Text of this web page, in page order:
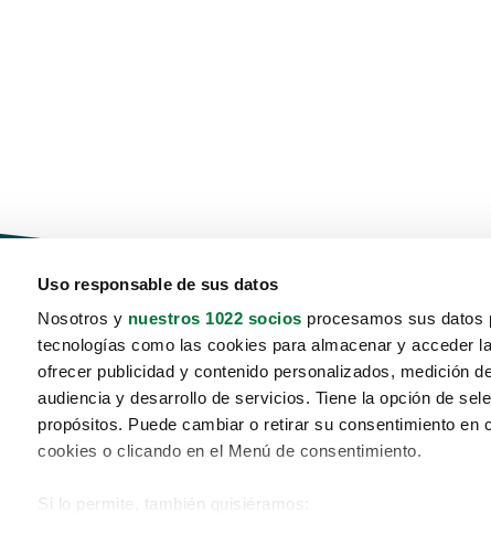
Uso responsable de sus datos
Nosotros y nuestros 1022 socios procesamos sus datos
tecnologías como las cookies para almacenar y acceder
ofrecer publicidad y contenido personalizados, medición
audiencia y desarrollo de servicios. Tiene la opción de
propósitos. Puede cambiar o retirar su consentimiento en
cookies o clicando en el Menú de consentimiento.
Si lo permite, también quisiéramos: